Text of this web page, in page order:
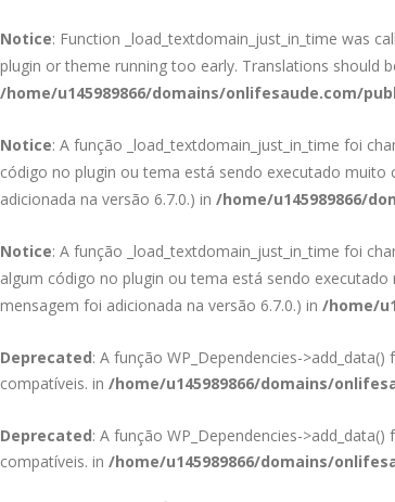
Notice: Function _load_textdomain_just_in_time was
plugin or theme running too early. Translations should
/home/u145989866/domains/onlifesaude.com/
Notice: A função _load_textdomain_just_in_time foi
código no plugin ou tema está sendo executado muito
adicionada na versão 6.7.0.) in /home/u145989866/
Notice: A função _load_textdomain_just_in_time foi
algum código no plugin ou tema está sendo
mensagem foi adicionada na versão 6.7.0.) in /home/
Deprecated: A função WP_Dependencies-
compatíveis. in /home/u145989866/domains/
Deprecated: A função WP_Dependencies-
compatíveis. in /home/u145989866/domains/